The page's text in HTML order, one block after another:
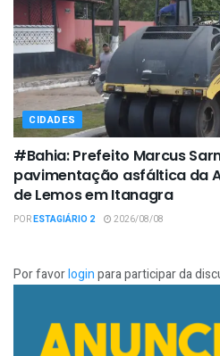
CIDADES
#Bahia: Prefeito Marcus
pavimentação asfáltica da
de Lemos em Itanagra
PORESTAGIÁRIO 2 2026/08/08
Por favorloginpara participar da